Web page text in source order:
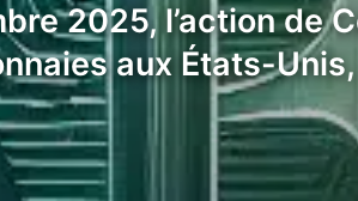
2025, l’action de
aux États-